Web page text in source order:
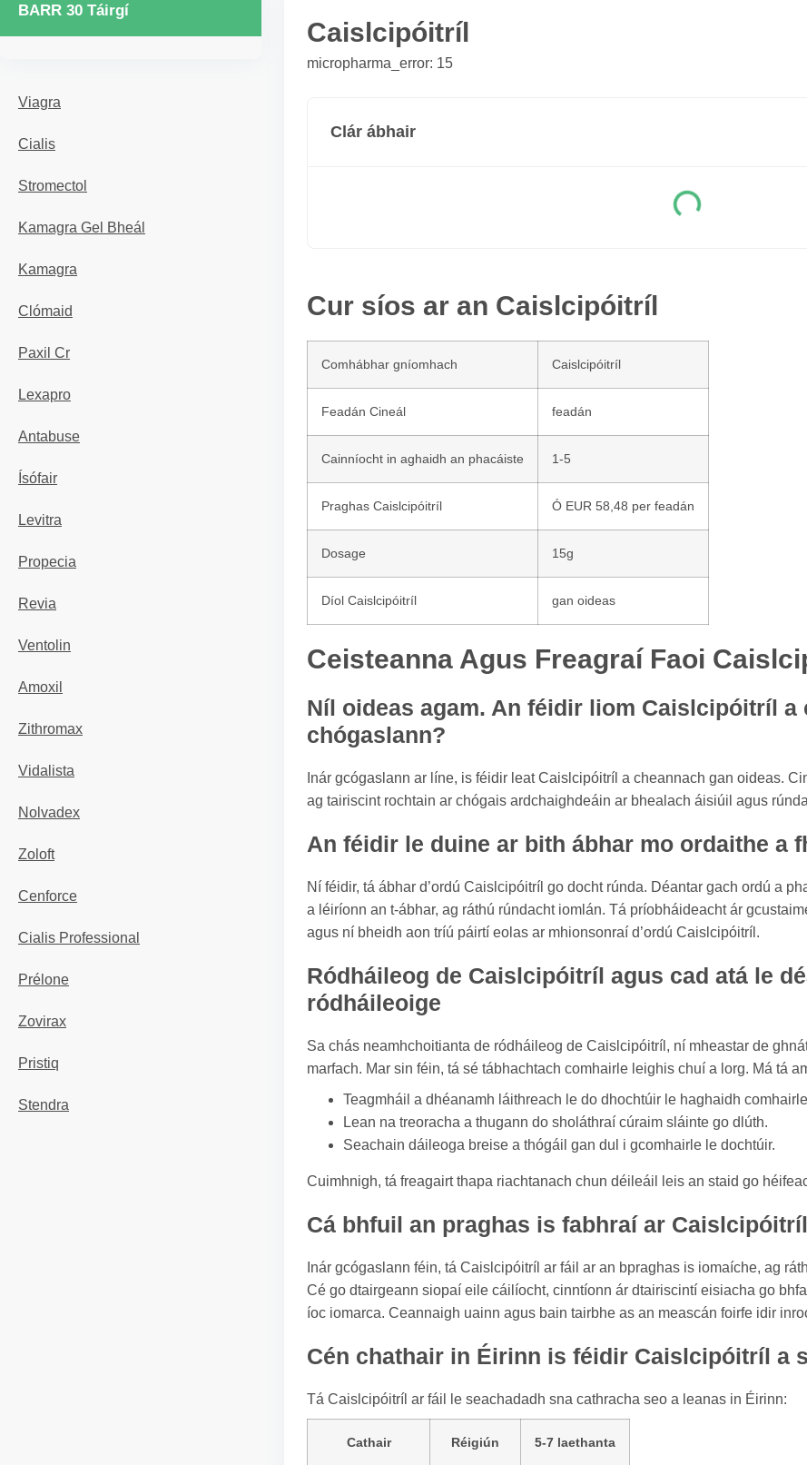
BARR 30 Táirgí
Viagra
Cialis
Stromectol
Kamagra Gel Bheál
Kamagra
Clómaid
Paxil Cr
Lexapro
Antabuse
Ísófair
Levitra
Propecia
Revia
Ventolin
Amoxil
Zithromax
Vidalista
Nolvadex
Zoloft
Cenforce
Cialis Professional
Prélone
Zovirax
Pristiq
Stendra
Caislcipóitríl
micropharma_error: 15
Clár ábhair
Cur síos ar an Caislcipóitríl
Comhábhar gníomhach Caislcipóitríl
Feadán Cineál feadán
Cainníocht in aghaidh an phacáiste 1-5
Praghas Caislcipóitríl Ó EUR 58,48 per feadán
Dosage 15g
Díol Caislcipóitríl gan oideas
Ceisteanna Agus Freagraí Faoi
Níl oideas agam. An féidir liom Caislcipóitríl a
chógaslann?
Inár gcógaslann ar líne, is féidir leat Caislcipóitríl a cheannach gan oideas.
ag tairiscint rochtain ar chógais ardchaighdeáin ar bhealach áisiúil agus
An féidir le duine ar bith ábhar mo ordaithe a
Ní féidir, tá ábhar d’ordú Caislcipóitríl go docht rúnda. Déantar gach ordú a
a léiríonn an t-ábhar, ag ráthú rúndacht iomlán. Tá príobháideacht ár
agus ní bheidh aon tríú páirtí eolas ar mhionsonraí d’ordú Caislcipóitríl.
Ródháileog de Caislcipóitríl agus cad atá le
ródháileoige
Sa chás neamhchoitianta de ródháileog de Caislcipóitríl, ní mheastar de
marfach. Mar sin féin, tá sé tábhachtach comhairle leighis chuí a lorg. Má tá
Teagmháil a dhéanamh láithreach le do dhochtúir le haghaidh
Lean na treoracha a thugann do sholáthraí cúraim sláinte go dlúth.
Seachain dáileoga breise a thógáil gan dul i gcomhairle le dochtúir.
Cuimhnigh, tá freagairt thapa riachtanach chun déileáil leis an staid go
Cá bhfuil an praghas is fabhraí ar
Inár gcógaslann féin, tá Caislcipóitríl ar fáil ar an bpraghas is iomaíche, ag
Cé go dtairgeann siopaí eile cáilíocht, cinntíonn ár dtairiscintí eisiacha go
íoc iomarca. Ceannaigh uainn agus bain tairbhe as an meascán foirfe idir
Cén chathair in Éirinn is féidir Caislcipóitríl a
Tá Caislcipóitríl ar fáil le seachadadh sna cathracha seo a leanas in Éirinn:
Cathair Réigiún 5-7 laethanta